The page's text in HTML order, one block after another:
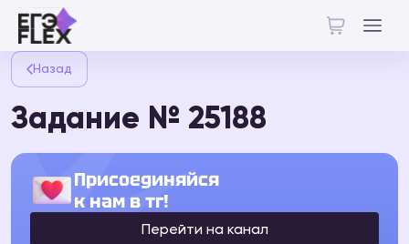
Назад
Задание № 25188
Присоединяйся
к нам в тг!
Перейти на канал